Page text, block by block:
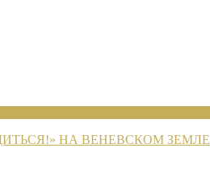
НА ВЕНЕВСКОМ ЗЕМЛЕ